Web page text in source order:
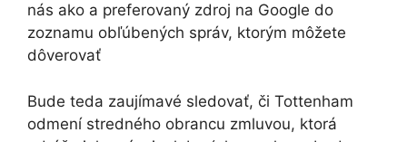
nás ako a preferovaný zdroj na Google do
zoznamu obľúbených správ, ktorým môžete
dôverovať
Bude teda zaujímavé sledovať, či Tottenham
odmení stredného obrancu zmluvou, ktorá